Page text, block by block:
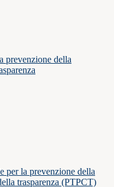
prevenzione della
per la prevenzione della
trasparenza (PTPCT)